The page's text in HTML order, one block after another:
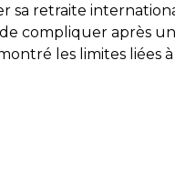
sa retraite
de compliquer après un
les limites liées à